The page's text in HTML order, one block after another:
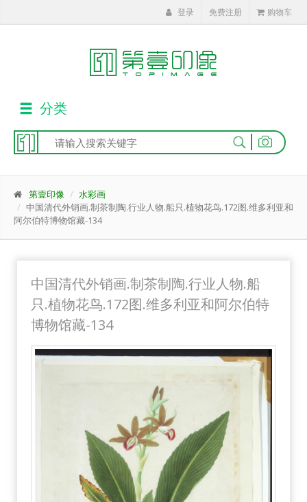
登录 免费注册 购物车
分类
|
第壹印像
水彩画
中国清代外销画.制茶制陶.行业人物.船只.植物花鸟.172图.维多利亚和
阿尔伯特博物馆藏-134
中国清代外销画.制茶制陶.行业人物.船
只.植物花鸟.172图.维多利亚和阿尔伯特
博物馆藏-134